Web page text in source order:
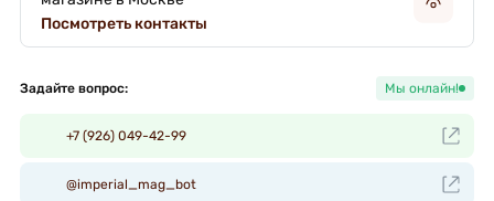
Посмотреть контакты
Задайте вопрос: Мы онлайн!
+7 (926) 049-42-99
@imperial_mag_bot